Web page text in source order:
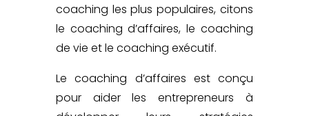
coaching les plus populaires, citons
le coaching d’affaires, le coaching
de vie et le coaching exécutif.
Lecoaching d’affaires est conçu
pour aider les entrepreneurs à